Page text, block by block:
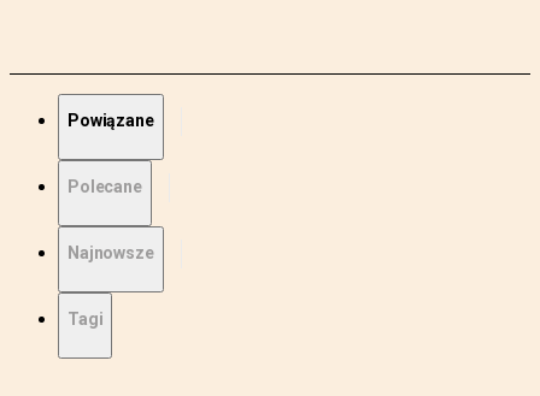
Powiązane
Polecane
Najnowsze
Tagi